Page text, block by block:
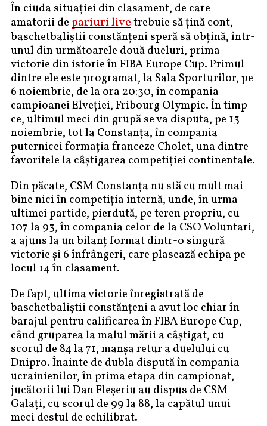
În ciuda situației din clasament, de care
amatorii depariuri livetrebuie să țină cont,
baschetbaliștii constănțeni speră să obțină, într-
unul din următoarele două dueluri, prima
victorie din istorie în FIBA Europe Cup. Primul
dintre ele este programat, la Sala Sporturilor, pe
6 noiembrie, de la ora 20:30, în compania
campioanei Elveției, Fribourg Olympic. În timp
ce, ultimul meci din grupă se va disputa, pe 13
noiembrie, tot la Constanța, în compania
puternicei formația franceze Cholet, una dintre
favoritele la câștigarea competiției continentale.
Din păcate, CSM Constanța nu stă cu mult mai
bine nici în competiția internă, unde, în urma
ultimei partide, pierdută, pe teren propriu, cu
107 la 93, în compania celor de la CSO Voluntari,
a ajuns la un bilanț format dintr-o singură
victorie și 6 înfrângeri, care plasează echipa pe
locul 14 în clasament.
De fapt, ultima victorie înregistrată de
baschetbaliștii constănțeni a avut loc chiar în
barajul pentru calificarea în FIBA Europe Cup,
când gruparea la malul mării a câștigat, cu
scorul de 84 la 71, manșa retur a duelului cu
Dnipro. Înainte de dubla dispută în compania
ucrainienilor, în prima etapa din campionat,
jucătorii lui Dan Fleșeriu au dispus de CSM
Galați, cu scorul de 99 la 88, la capătul unui
meci destul de echilibrat.